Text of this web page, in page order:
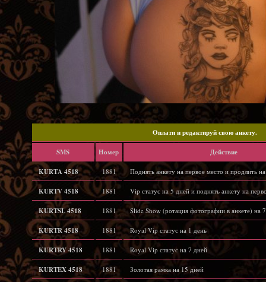
Oплати и редактируй свою анкету.
SMS Hомер Действие
KURTA 4518 1881 Поднять анкету на первое место и продлить
KURTV 4518 1881 Vip статус на 5 дней и поднять анкету на
KURTSL 4518 1881 Slide Show (ротация фотографии в анкете) на
KURTR 4518 1881 Royal Vip статус на 1 день
KURTRY 4518 1881 Royal Vip статус на 7 дней
KURTEX 4518 1881 Золотая рамка на 15 дней